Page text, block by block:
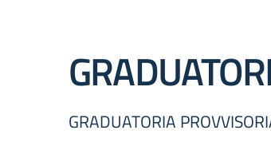
GRADUATORIA